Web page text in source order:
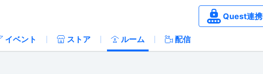
Quest連携
イベント ストア ルーム 配信